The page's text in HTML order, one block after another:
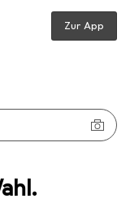
Zur App
Holzrahmen - Glas